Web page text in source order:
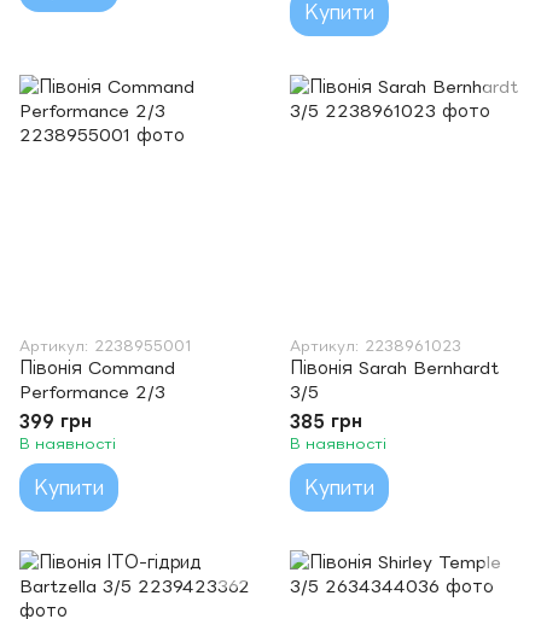
Купити
Артикул: 2238955001
Півонія Command
Performance 2/3
399 грн
В наявності
Купити
Артикул: 2238961023
Півонія Sarah Bernhardt
3/5
385 грн
В наявності
Купити